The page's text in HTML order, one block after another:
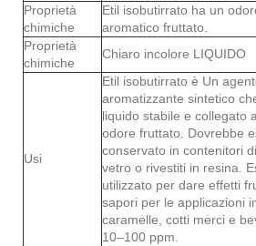
Proprietà
chimiche
Etil isobutirrato ha un
aromatico fruttato.
Proprietà
chimiche
Chiaro incolore LIQUIDO
Usi
Etil isobutirrato è Un
aromatizzante sintetico
liquido stabile e collegato
odore fruttato. Dovrebbe
conservato in contenitori
vetro o rivestiti in resina.
utilizzato per dare effetti
sapori per le applicazioni
caramelle, cotti merci e
10–100 ppm.